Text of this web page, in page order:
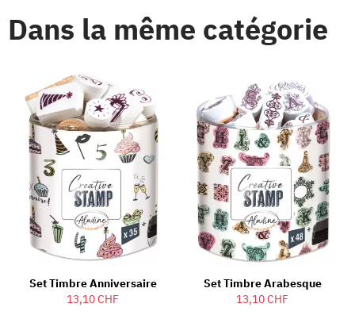
Dans la même catégorie
Set Timbre Anniversaire
13,10 CHF
Set Timbre Arabesque
13,10 CHF